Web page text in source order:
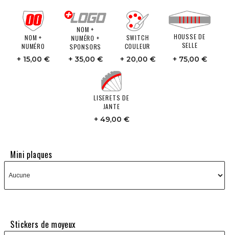
NOM +
NUMÉRO
15,00 €
NOM +
NUMÉRO +
SPONSORS
35,00 €
SWITCH
COULEUR
20,00 €
HOUSSE DE
SELLE
75,00 €
LISERETS DE
JANTE
49,00 €
Mini plaques
Stickers de moyeux